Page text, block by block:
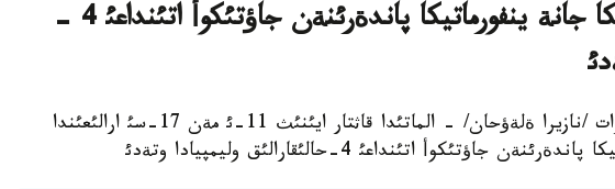
الماتئدا ماتةماتيكا، فيزيكا جانة ينفورماتيكا پاندةرئنةن جاؤتئكوأ اتئنداعئ 4 -
الماتئ. قاثتاردئث 6-سئ. قازاقپارات /نازيرا ةلةؤحان/ - الماتئدا قاثتار ايئنئث 11-ئ مةن 17-سئ ارالئعئندا
اتئنداعئ 4-حالئقارالئق وليمپيادا وتةدئ